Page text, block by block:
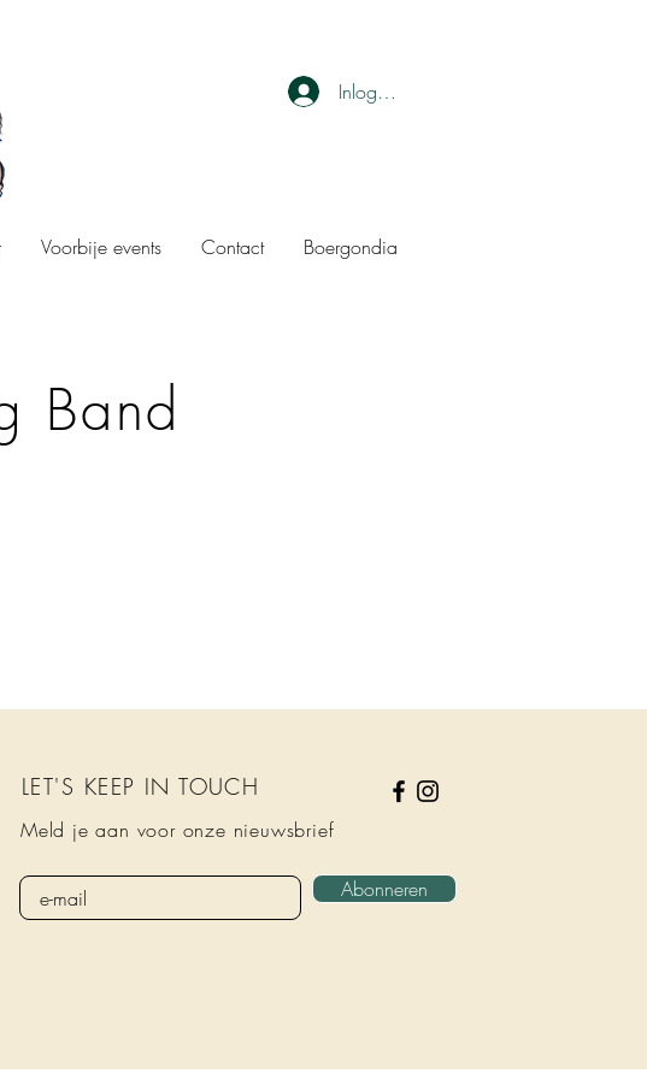
Inloggen
Voorbije events Contact Boergondia
Band
LET'S KEEP IN TOUCH
Meld je aan voor onze nieuwsbrief
Abonneren